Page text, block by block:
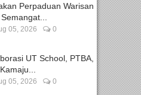
Perpaduan Warisan
05, 2026 0
UT School, PTBA,
05, 2026 0